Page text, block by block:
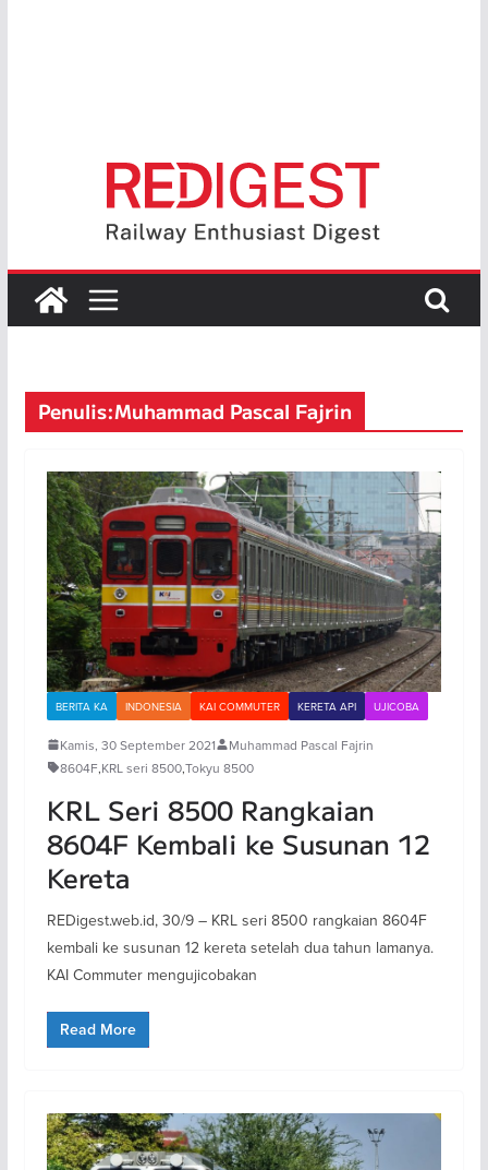
Penulis:Muhammad Pascal Fajrin
BERITA KA INDONESIA KAI COMMUTER KERETA API UJICOBA
Kamis, 30 September 2021
Muhammad Pascal Fajrin
8604F,KRL seri 8500,Tokyu 8500
KRL Seri 8500 Rangkaian
8604F Kembali ke Susunan 12
Kereta
REDigest.web.id, 30/9 – KRL seri 8500 rangkaian 8604F
kembali ke susunan 12 kereta setelah dua tahun lamanya.
KAI Commuter mengujicobakan
Read More